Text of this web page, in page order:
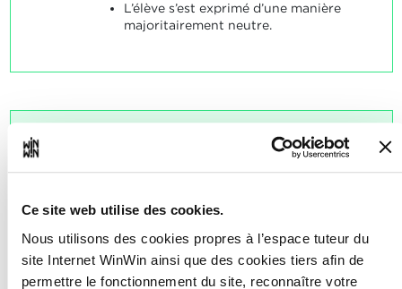
Ce site web utilise des cookies.
Nous utilisons des cookies propres à l’espace tuteur du
site Internet WinWin ainsi que des cookies tiers afin de
permettre le fonctionnement du site, reconnaître votre
L’élève s’est exprimé d’une manière
majoritairement neutre.
L’élève est capable d’établir
une description personnelle du
spécifiques et de la présenter
oralement en se référant aux
critères étudiés en cours.